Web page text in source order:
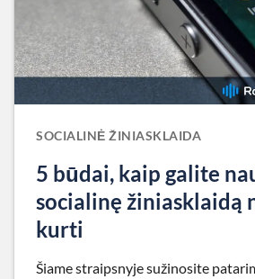
SOCIALINĖ ŽINIASKLAIDA
5 būdai, kaip galite
socialinę žiniasklaidą
kurti
Šiame straipsnyje sužinosite